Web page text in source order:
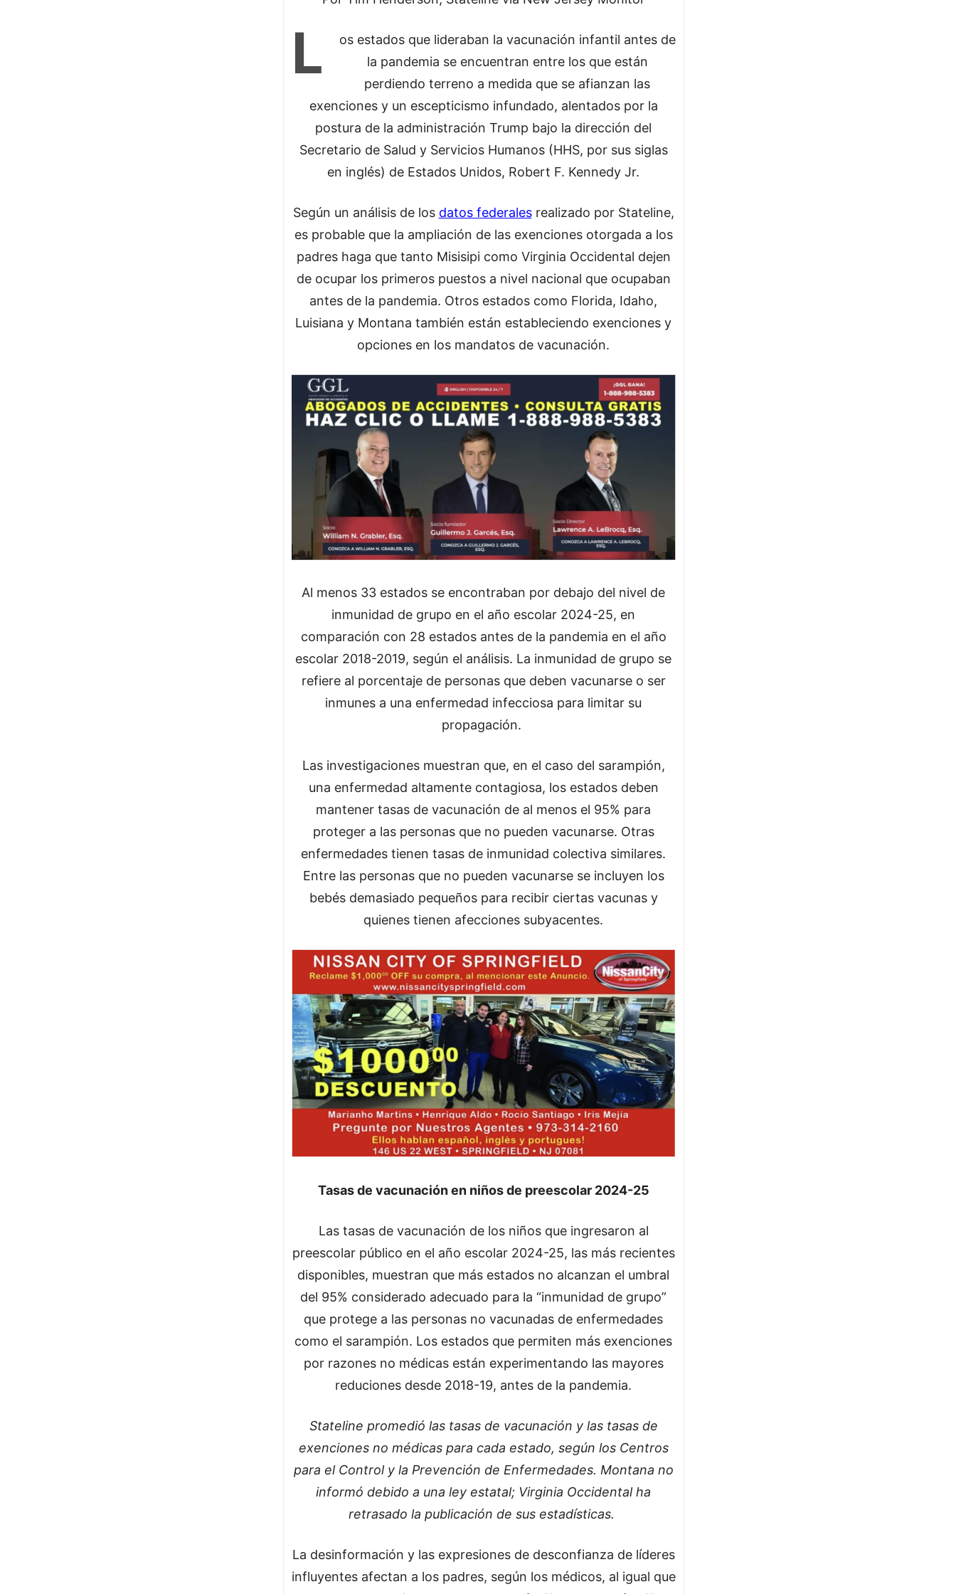
L
os estados que lideraban la vacunación infantil antes de
la pandemia se encuentran entre los que están
perdiendo terreno a medida que se afianzan las
exenciones y un escepticismo infundado, alentados por la
postura de la administración Trump bajo la dirección del
Secretario de Salud y Servicios Humanos (HHS, por sus siglas
en inglés) de Estados Unidos, Robert F. Kennedy Jr.
Según un análisis de los datos federalesrealizado por Stateline,
es probable que la ampliación de las exenciones otorgada a los
padres haga que tanto Misisipi como Virginia Occidental dejen
de ocupar los primeros puestos a nivel nacional que ocupaban
antes de la pandemia. Otros estados como Florida, Idaho,
Luisiana y Montana también están estableciendo exenciones y
opciones en los mandatos de vacunación.
Al menos 33 estados se encontraban por debajo del nivel de
inmunidad de grupo en el año escolar 2024-25, en
comparación con 28 estados antes de la pandemia en el año
escolar 2018-2019, según el análisis. La inmunidad de grupo se
refiere al porcentaje de personas que deben vacunarse o ser
inmunes a una enfermedad infecciosa para limitar su
propagación.
Las investigaciones muestran que, en el caso del sarampión,
una enfermedad altamente contagiosa, los estados deben
mantener tasas de vacunación de al menos el 95% para
proteger a las personas que no pueden vacunarse. Otras
enfermedades tienen tasas de inmunidad colectiva similares.
Entre las personas que no pueden vacunarse se incluyen los
bebés demasiado pequeños para recibir ciertas vacunas y
quienes tienen afecciones subyacentes.
Tasas de vacunación en niños de preescolar 2024-25
Las tasas de vacunación de los niños que ingresaron al
preescolar público en el año escolar 2024-25, las más recientes
disponibles, muestran que más estados no alcanzan el umbral
del 95% considerado adecuado para la “inmunidad de grupo”
que protege a las personas no vacunadas de enfermedades
como el sarampión. Los estados que permiten más exenciones
por razones no médicas están experimentando las mayores
reduciones desde 2018-19, antes de la pandemia.
Stateline promedió las tasas de vacunación y las tasas de
exenciones no médicas para cada estado, según los Centros
para el Control y la Prevención de Enfermedades. Montana no
informó debido a una ley estatal; Virginia Occidental ha
retrasado la publicación de sus estadísticas.
La desinformación y las expresiones de desconfianza de líderes
influyentes afectan a los padres, según los médicos, al igual que